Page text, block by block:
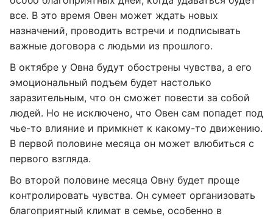
все. В это время Овен может ждать новых
назначений, проводить встречи и подписывать
важные договора с людьми из прошлого.
В октябре у Овна будут обострены чувства, а его
эмоциональный подъем будет настолько
заразительным, что он сможет повести за собой
людей. Но не исключено, что Овен сам попадет под
чье-то влияние и примкнет к какому-то движению.
В первой половине месяца он может влюбиться с
первого взгляда.
Во второй половине месяца Овну будет проще
контролировать чувства. Он сумеет организовать
благоприятный климат в семье, особенно в